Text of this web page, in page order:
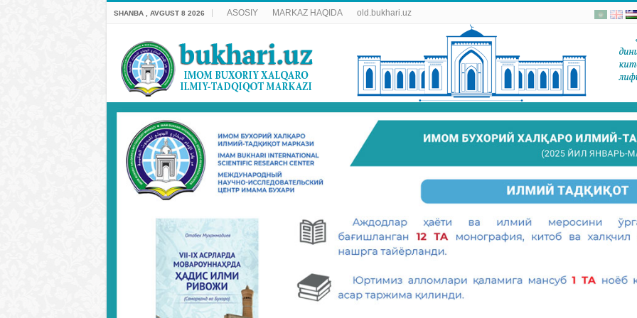
SHANBA , AVGUST 8 2026 ASOSIY MARKAZ HAQIDA old.bukhari.uz